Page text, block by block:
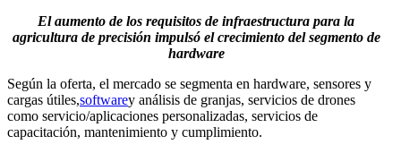
El aumento de los requisitos de infraestructura para la
agricultura de precisión impulsó el crecimiento del segmento de
hardware
Según la oferta, el mercado se segmenta en hardware, sensores y
cargas útiles,softwarey análisis de granjas, servicios de drones
como servicio/aplicaciones personalizadas, servicios de
capacitación, mantenimiento y cumplimiento.